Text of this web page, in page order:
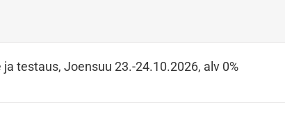
testaus, Joensuu 23.-24.10.2026, alv 0%